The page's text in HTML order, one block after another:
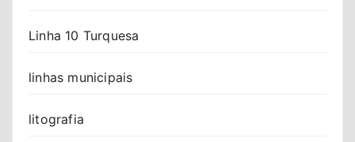
Linha 10 Turquesa
linhas municipais
litografia